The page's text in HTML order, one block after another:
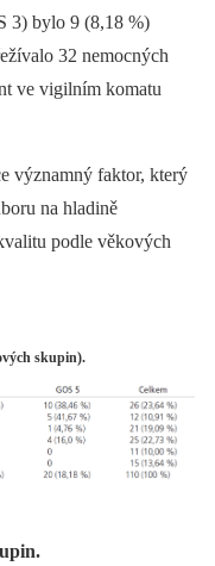
3) bylo 9 (8,18 %)
32 nemocných
ve vigilním komatu
významný faktor, který
na hladině
podle věkových
skupin).